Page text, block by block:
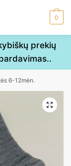
0
prekių
6-12mėn.